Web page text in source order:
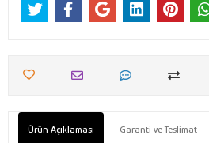
Ürün Açıklaması Garanti ve Teslimat